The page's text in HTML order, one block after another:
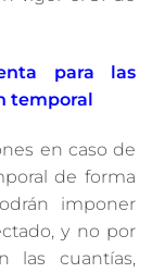
para las
temporal
en caso de
de forma
imponer
y no por
las cuantías,